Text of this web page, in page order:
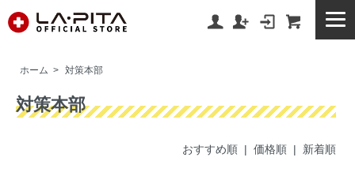
ホーム > 対策本部
対策本部
おすすめ順| 価格順| 新着順